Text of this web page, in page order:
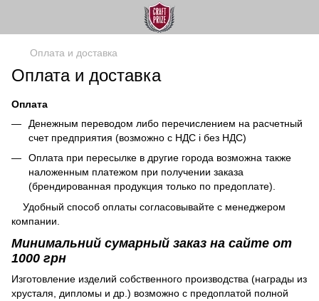
Оплата и доставка
Оплата и доставка
Оплата
Денежным переводом либо перечислением на расчетный
счет предприятия (возможно с НДС і без НДС)
Оплата при пересылке в другие города возможна также
наложенным платежом при получении заказа
(брендированная продукция только по предоплате).
Удобный способ оплаты согласовывайте с менеджером
компании.
Минимальний сумарный заказ на сайте от
1000 грн
Изготовление изделий собственного производства (награды из
хрусталя, дипломы и др.) возможно с предоплатой полной